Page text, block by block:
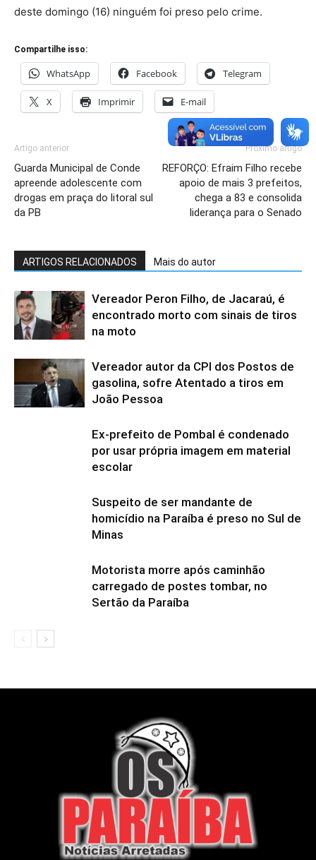
deste domingo (16) ninguém foi preso pelo crime.
Compartilhe isso:
WhatsApp Facebook Telegram
X Imprimir E-mail
Artigo anterior
Guarda Municipal de Conde
apreende adolescente com
drogas em praça do litoral sul
da PB
Próximo artigo
REFORÇO: Efraim Filho recebe
apoio de mais 3 prefeitos,
chega a 83 e consolida
liderança para o Senado
ARTIGOS RELACIONADOS Mais do autor
Vereador Peron Filho, de Jacaraú, é
encontrado morto com sinais de tiros
na moto
Vereador autor da CPI dos Postos de
gasolina, sofre Atentado a tiros em
João Pessoa
Ex-prefeito de Pombal é condenado
por usar própria imagem em material
escolar
Suspeito de ser mandante de
homicídio na Paraíba é preso no Sul de
Minas
Motorista morre após caminhão
carregado de postes tombar, no
Sertão da Paraíba